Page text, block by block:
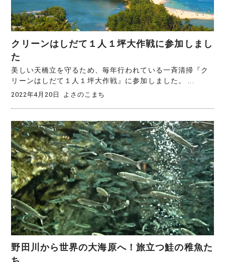
クリーンはしだて１人１坪大作戦に参加しまし
た
美しい天橋立を守るため、毎年行われている一斉清掃『ク
リーンはしだて１人１坪大作戦』に参加しました。 ...
2022年4月20日 よさのこまち
野田川から世界の大海原へ！旅立つ鮭の稚魚た